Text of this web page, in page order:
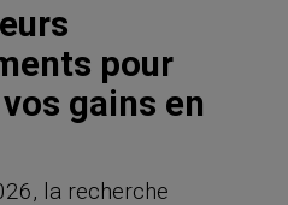
pour
gains en
la recherche